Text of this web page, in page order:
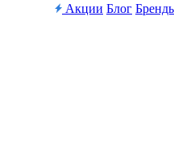
Акции Блог